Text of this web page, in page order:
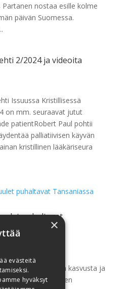
nostaa esille kolme
päivän Suomessa.
2/2024 ja videoita
Issuussa Kristillisessä
on mm. seuraavat jutut
patientRobert Paul pohtii
palliatiivisen käyvän
kristillinen lääkäriseura
puhaltavat
kirjoittavat
nopeasta kasvusta ja
suomalaisten
×
evästeitä
hyväksyt